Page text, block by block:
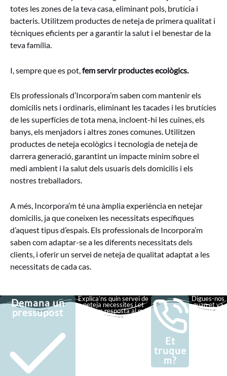
totes les zones de la teva casa, eliminant pols, brutícia i
bacteris. Utilitzem productes de neteja de primera qualitat i
tècniques eficients per a garantir la salut i el benestar de la
teva família.
I, sempre que es pot, fem servir productes ecològics.
Els professionals d’Incorpora’m saben com mantenir els
domicilis nets i ordinaris, eliminant les tacades i les brutícies
de les superfícies de tota mena, incloent-hi les cuines, els
banys, els menjadors i altres zones comunes. Utilitzen
productes de neteja ecològics i tecnologia de neteja de
darrera generació, garantint un impacte mínim sobre el
medi ambient i la salut dels usuaris dels domicilis i els
nostres treballadors.
A més, Incorpora’m té una àmplia experiència en netejar
domicilis, ja que coneixen les necessitats específiques
d’aquest tipus d’espais. Els professionals de Incorpora’m
saben com adaptar-se a les diferents necessitats dels
clients, i oferir un servei de neteja de qualitat adaptat a les
necessitats de cada cas.
Demana un
pressupost
Explica’ns quin servei de
neteja necessites i et
donarem resposta al més
aviat possible
Et
truque
m?
Digues-nos
quan et va
bé que et